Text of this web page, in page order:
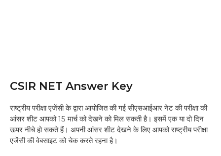
CSIR NET Answer Key
राष्ट्रीय परीक्षा एजेंसी के द्वारा आयोजित की गई सीएसआईआर नेट की परीक्षा की
आंसर शीट आपको 15 मार्च को देखने को मिल सकती है। इसमें एक या दो दिन
ऊपर नीचे हो सकते हैं। अपनी आंसर शीट देखने के लिए आपको राष्ट्रीय परीक्षा
एजेंसी की वेबसाइट को चेक करते रहना है।